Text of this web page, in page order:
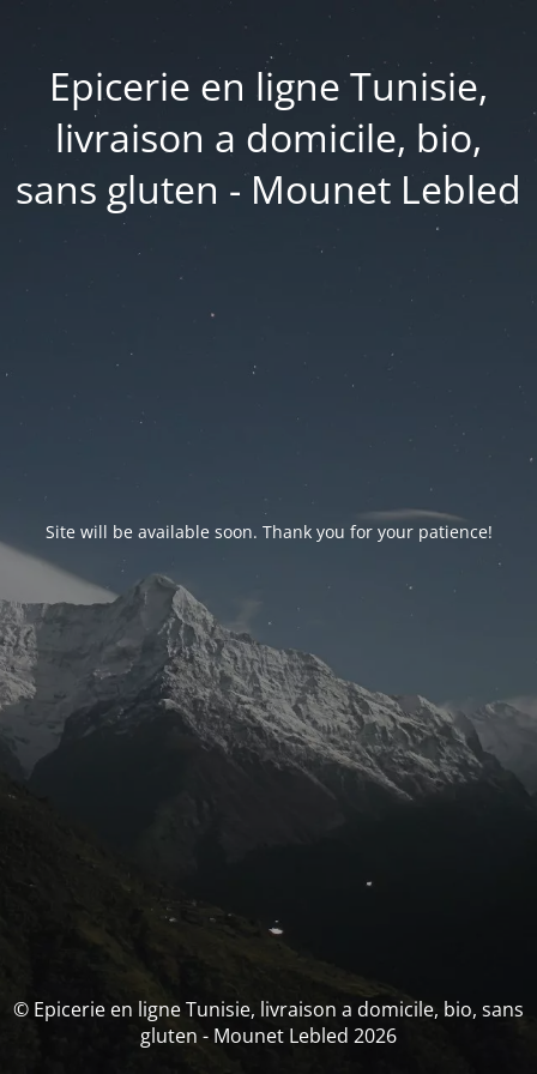
Epicerie en ligne Tunisie,
livraison a domicile, bio,
sans gluten - Mounet Lebled
Site will be available soon. Thank you for your patience!
© Epicerie en ligne Tunisie, livraison a domicile, bio, sans
gluten - Mounet Lebled 2026